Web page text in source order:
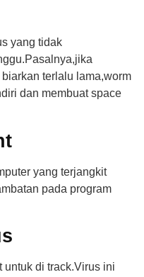
yang tidak
terlalu lama,worm
dan membuat space
yang terjangkit
pada program
untuk di track.Virus ini